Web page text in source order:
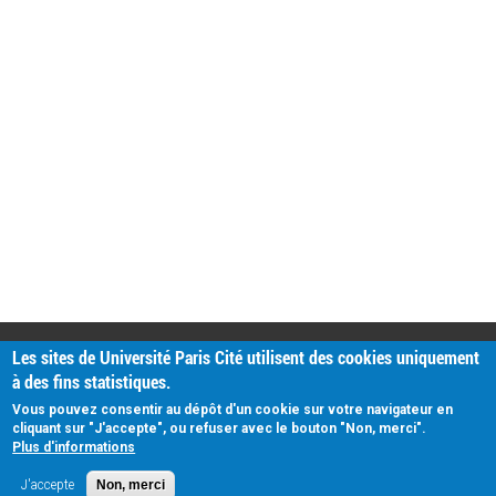
PRATIQUE
Plan d'accès
Intranet
Mentions légales
Données personnelles
Les sites de Université Paris Cité utilisent des cookies uniquement
à des fins statistiques.
Vous pouvez consentir au dépôt d'un cookie sur votre navigateur en
cliquant sur "J'accepte", ou refuser avec le bouton "Non, merci".
Plus d'informations
J'accepte Non, merci